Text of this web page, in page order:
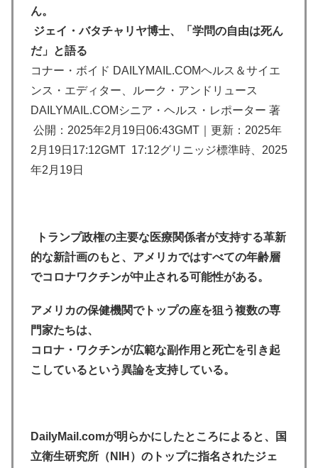
ん。
ジェイ・バタチャリヤ博士、「学問の自由は死ん
だ」と語る
コナー・ボイド DAILYMAIL.COMヘルス＆サイエ
ンス・エディター、ルーク・アンドリュース
DAILYMAIL.COMシニア・ヘルス・レポーター 著
公開：2025年2月19日06:43GMT｜更新：2025年
2月19日17:12GMT 17:12グリニッジ標準時、2025
年2月19日
トランプ政権の主要な医療関係者が支持する革新
的な新計画のもと、アメリカではすべての年齢層
でコロナワクチンが中止される可能性がある。
アメリカの保健機関でトップの座を狙う複数の専
門家たちは、
コロナ・ワクチンが広範な副作用と死亡を引き起
こしているという異論を支持している。
DailyMail.comが明らかにしたところによると、国
立衛生研究所（NIH）のトップに指名されたジェ